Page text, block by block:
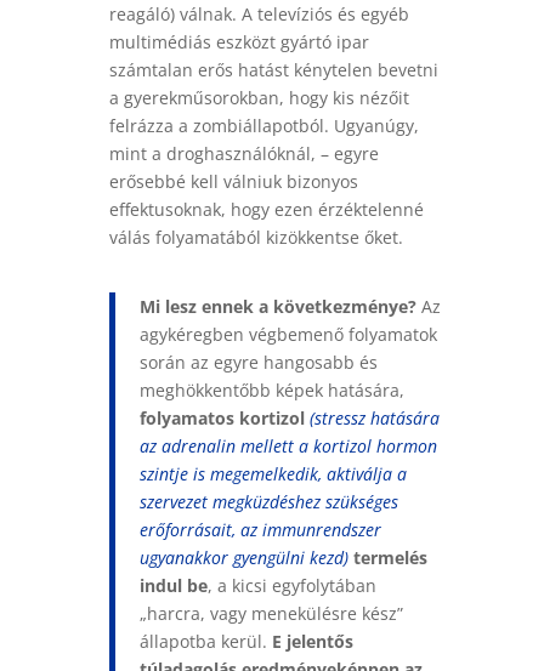
reagáló) válnak. A televíziós és egyéb
multimédiás eszközt gyártó ipar
számtalan erős hatást kénytelen bevetni
a gyerekműsorokban, hogy kis nézőit
felrázza a zombiállapotból. Ugyanúgy,
mint a droghasználóknál, – egyre
erősebbé kell válniuk bizonyos
effektusoknak, hogy ezen érzéktelenné
válás folyamatából kizökkentse őket.
Mi lesz ennek a következménye?Az
agykéregben végbemenő folyamatok
során az egyre hangosabb és
meghökkentőbb képek hatására,
folyamatos kortizol(stressz hatására
az adrenalin mellett a kortizol hormon
szintje is megemelkedik, aktiválja a
szervezet megküzdéshez szükséges
erőforrásait, az immunrendszer
ugyanakkor gyengülni kezd) termelés
indul be, a kicsi egyfolytában
„harcra, vagy menekülésre kész”
állapotba kerül. E jelentős